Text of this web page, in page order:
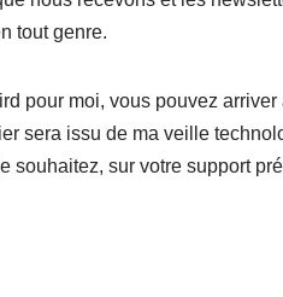
tout genre.
pour moi, vous pouvez arriver
sera issu de ma veille
souhaitez, sur votre support